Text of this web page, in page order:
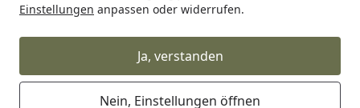
Einstellungen anpassen oder widerrufen.
Ja, verstanden
Nein, Einstellungen öffnen
Startseite
Supersprox Ritzel 520 14Z